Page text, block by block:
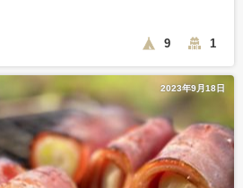
9 1
2023年9月18日